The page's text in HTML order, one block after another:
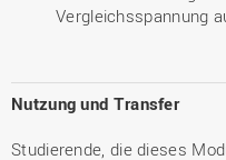
Vergleichsspannung
Nutzung und Transfer
Studierende, die dieses